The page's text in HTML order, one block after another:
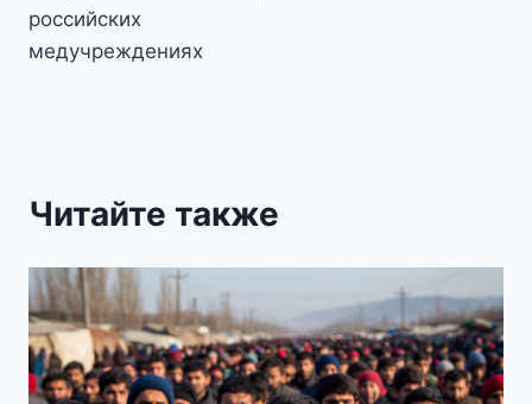
российских
медучреждениях
Читайте также